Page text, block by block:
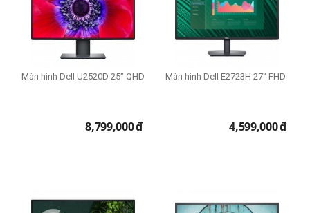
Màn hình Dell U2520D 25" QHD
8,799,000đ
Màn hình Dell E2723H 27" FHD
4,599,000đ